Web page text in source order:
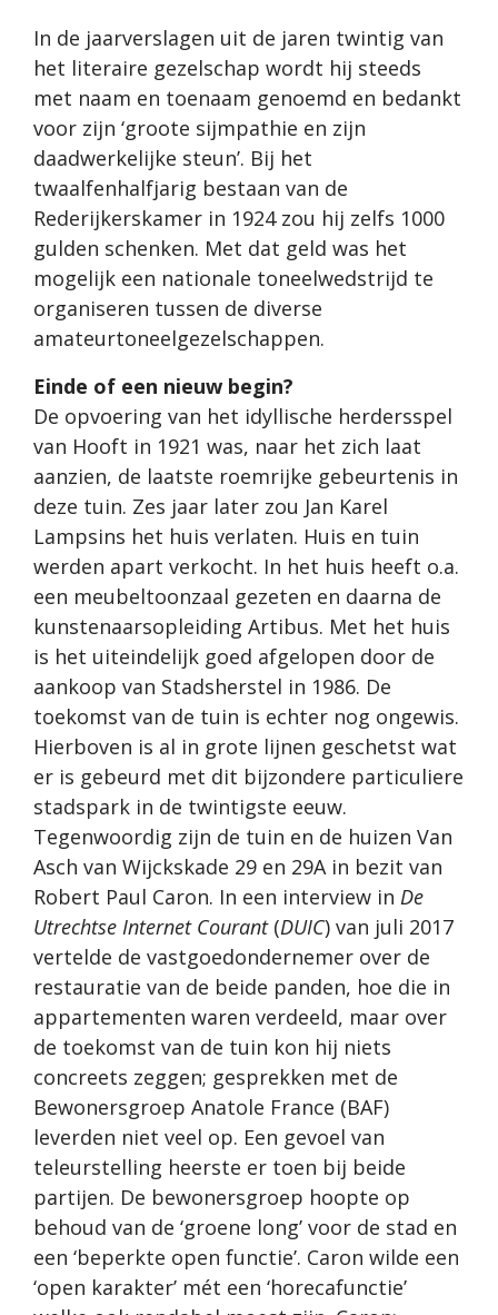
In de jaarverslagen uit de jaren twintig van
het literaire gezelschap wordt hij steeds
met naam en toenaam genoemd en bedankt
voor zijn ‘groote sijmpathie en zijn
daadwerkelijke steun’. Bij het
twaalfenhalfjarig bestaan van de
Rederijkerskamer in 1924 zou hij zelfs 1000
gulden schenken. Met dat geld was het
mogelijk een nationale toneelwedstrijd te
organiseren tussen de diverse
amateurtoneelgezelschappen.
Einde of een nieuw begin?
De opvoering van het idyllische herdersspel
van Hooft in 1921 was, naar het zich laat
aanzien, de laatste roemrijke gebeurtenis in
deze tuin. Zes jaar later zou Jan Karel
Lampsins het huis verlaten. Huis en tuin
werden apart verkocht. In het huis heeft o.a.
een meubeltoonzaal gezeten en daarna de
kunstenaarsopleiding Artibus. Met het huis
is het uiteindelijk goed afgelopen door de
aankoop van Stadsherstel in 1986. De
toekomst van de tuin is echter nog ongewis.
Hierboven is al in grote lijnen geschetst wat
er is gebeurd met dit bijzondere particuliere
stadspark in de twintigste eeuw.
Tegenwoordig zijn de tuin en de huizen Van
Asch van Wijckskade 29 en 29A in bezit van
Robert Paul Caron. In een interview in De
Utrechtse Internet Courant(DUIC) van juli 2017
vertelde de vastgoedondernemer over de
restauratie van de beide panden, hoe die in
appartementen waren verdeeld, maar over
de toekomst van de tuin kon hij niets
concreets zeggen; gesprekken met de
Bewonersgroep Anatole France (BAF)
leverden niet veel op. Een gevoel van
teleurstelling heerste er toen bij beide
partijen. De bewonersgroep hoopte op
behoud van de ‘groene long’ voor de stad en
een ‘beperkte open functie’. Caron wilde een
‘open karakter’ mét een ‘horecafunctie’